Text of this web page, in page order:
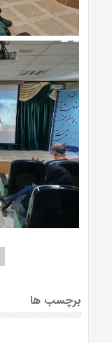
برچسب ها